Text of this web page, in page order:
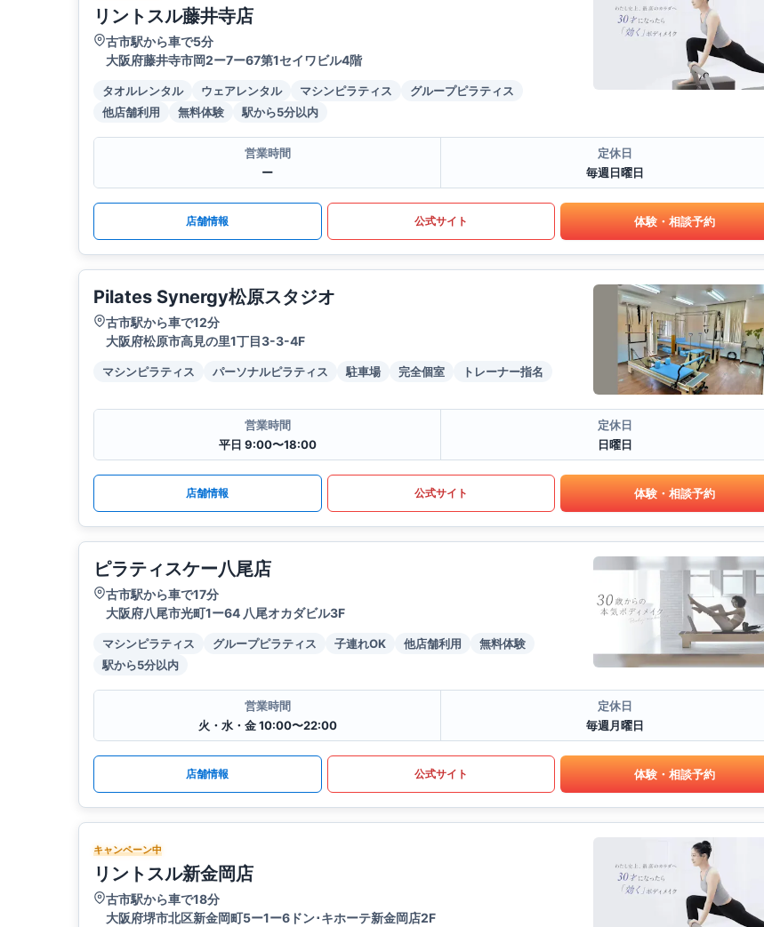
リントスル藤井寺店
古市駅から車で5分
大阪府藤井寺市岡2ー7ー67第1セイワビル4階
タオルレンタル ウェアレンタル マシンピラティス
グループピラティス
他店舗利用
無料体験 駅から5分以内
営業時間
ー
定休日
毎週日曜日
店舗情報 公式サイト 体験・相談予約
Pilates Synergy松原スタジオ
古市駅から車で12分
大阪府松原市高見の里1丁目3-3-4F
マシンピラティス パーソナルピラティス 駐車場 完全個室 トレーナー指名
営業時間
平日 9:00〜18:00
定休日
日曜日
店舗情報 公式サイト 体験・相談予約
ピラティスケー八尾店
古市駅から車で17分
大阪府八尾市光町1ー64 八尾オカダビル3F
マシンピラティス グループピラティス 子連れOK 他店舗利用
無料体験
駅から5分以内
営業時間
火・水・金 10:00〜22:00
定休日
毎週月曜日
店舗情報 公式サイト 体験・相談予約
キャンペーン中
リントスル新金岡店
古市駅から車で18分
大阪府堺市北区新金岡町5ー1ー6ドン･キホーテ新金岡店2F